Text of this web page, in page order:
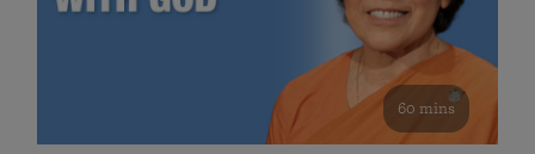
60 mins